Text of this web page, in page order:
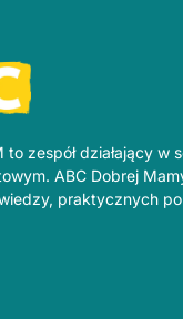
to zespół działający w
ABC Dobrej
praktycznych